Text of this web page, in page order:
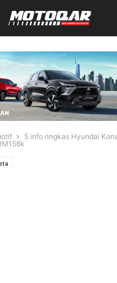
5 info ringkas Hyundai